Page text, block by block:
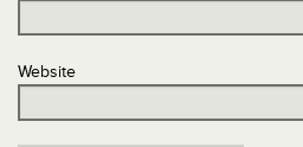
Website